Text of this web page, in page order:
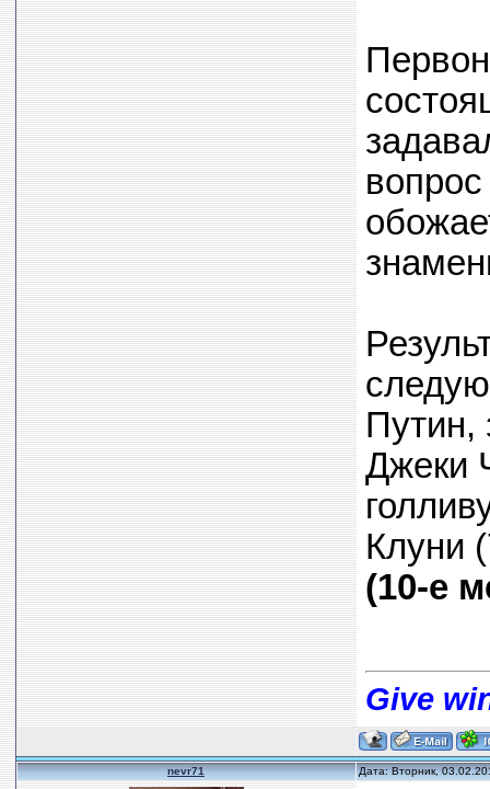
Путин,
Джеки
Клуни
(10-е
Give
nevr71 Дата: Вторник,